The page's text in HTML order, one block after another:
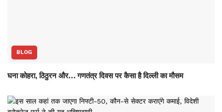
BLOG
घना कोहरा, ठिठुरन और… गणतंत्र दिवस पर कैसा है दिल्ली का मौसम